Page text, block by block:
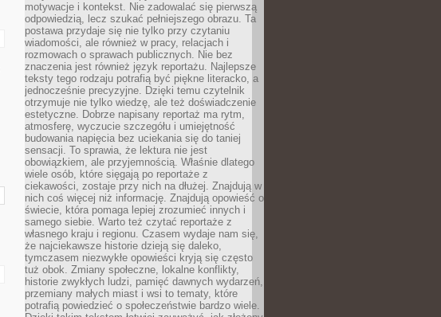
motywacje i kontekst. Nie zadowalać się pierwszą
odpowiedzią, lecz szukać pełniejszego obrazu. Ta
postawa przydaje się nie tylko przy czytaniu
wiadomości, ale również w pracy, relacjach i
rozmowach o sprawach publicznych. Nie bez
znaczenia jest również język reportażu. Najlepsze
teksty tego rodzaju potrafią być piękne literacko, a
jednocześnie precyzyjne. Dzięki temu czytelnik
otrzymuje nie tylko wiedzę, ale też doświadczenie
estetyczne. Dobrze napisany reportaż ma rytm,
atmosferę, wyczucie szczegółu i umiejętność
budowania napięcia bez uciekania się do taniej
sensacji. To sprawia, że lektura nie jest
obowiązkiem, ale przyjemnością. Właśnie dlatego
wiele osób, które sięgają po reportaże z
ciekawości, zostaje przy nich na dłużej. Znajdują w
nich coś więcej niż informację. Znajdują opowieść o
świecie, która pomaga lepiej zrozumieć innych i
samego siebie. Warto też czytać reportaże z
własnego kraju i regionu. Czasem wydaje nam się,
że najciekawsze historie dzieją się daleko,
tymczasem niezwykłe opowieści kryją się często
tuż obok. Zmiany społeczne, lokalne konflikty,
historie zwykłych ludzi, pamięć dawnych wydarzeń,
przemiany małych miast i wsi to tematy, które
potrafią powiedzieć o społeczeństwie bardzo wiele.